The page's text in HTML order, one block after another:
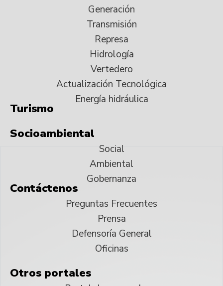
Generación
Transmisión
Represa
Hidrología
Vertedero
Actualización Tecnológica
Energía hidráulica
Turismo
Socioambiental
Social
Ambiental
Gobernanza
Contáctenos
Preguntas Frecuentes
Prensa
Defensoría General
Oficinas
Otros portales